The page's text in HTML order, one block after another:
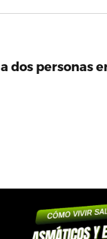
dos personas